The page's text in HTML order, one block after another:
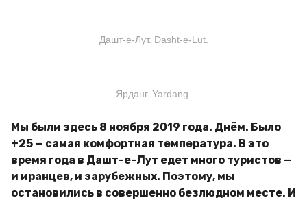
Дашт-е-Лут. Dasht-e-Lut.
Ярданг. Yardang.
Мы были здесь 8 ноября 2019 года. Днём. Было
+25 — самая комфортная температура. В это
время года в Дашт-е-Лут едет много туристов —
и иранцев, и зарубежных. Поэтому, мы
остановились в совершенно безлюдном месте. И